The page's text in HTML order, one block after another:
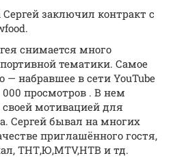
Сергей заключил контракт с
снимается много
тематики. Самое
— набравшее в сети YouTube
000 просмотров . В нем
своей мотивацией для
Сергей бывал на многих
приглашённого гостя,
ТНТ,Ю,MTV,НТВ и тд.